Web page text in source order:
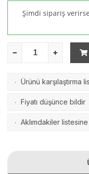
Şimdi sipariş
· Ürünü karşılaştırma
· Fiyatı düşünce bildir
· Aklımdakiler